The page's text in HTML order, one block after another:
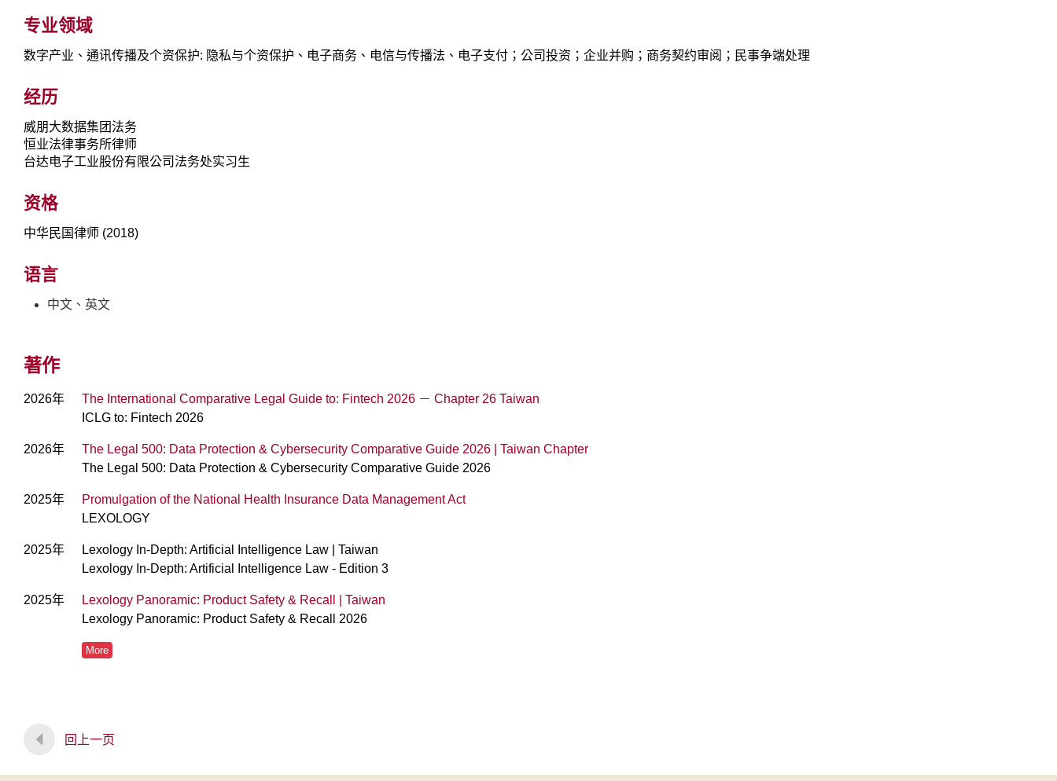
专业领域
数字产业、通讯传播及个资保护: 隐私与个资保护、电子商务、电信与传播法、电子支付；公司投资；企业并购；商务契约审阅；民事争端处理
经历
威朋大数据集团法务
恒业法律事务所律师
台达电子工业股份有限公司法务处实习生
资格
中华民国律师 (2018)
语言
中文、英文
著作
2026年
The International Comparative Legal Guide to: Fintech 2026 － Chapter 26 Taiwan
ICLG to: Fintech 2026
2026年
The Legal 500: Data Protection & Cybersecurity Comparative Guide 2026 | Taiwan Chapter
The Legal 500: Data Protection & Cybersecurity Comparative Guide 2026
2025年
Promulgation of the National Health Insurance Data Management Act
LEXOLOGY
2025年
Lexology In-Depth: Artificial Intelligence Law | Taiwan
Lexology In-Depth: Artificial Intelligence Law - Edition 3
2025年
Lexology Panoramic: Product Safety & Recall | Taiwan
Lexology Panoramic: Product Safety & Recall 2026
More
回上一页